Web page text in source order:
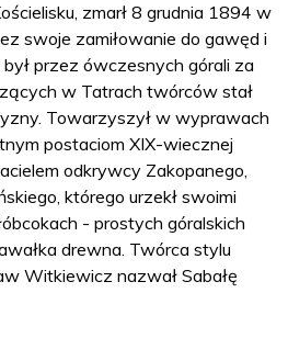
zmarł 8 grudnia 1894 w
swoje zamiłowanie do gawęd i
przez ówczesnych górali za
w Tatrach twórców stał
Towarzyszył w wyprawach
postaciom XIX-wiecznej
odkrywcy Zakopanego,
którego urzekł swoimi
- prostych góralskich
drewna. Twórca stylu
Witkiewicz nazwał Sabałę